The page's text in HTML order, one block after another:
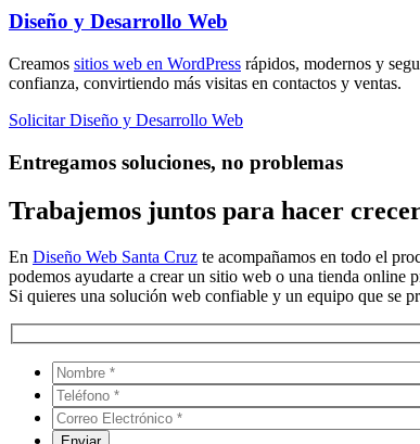
Diseño y Desarrollo Web
Creamos sitios web en WordPress rápidos, modernos y
confianza, convirtiendo más visitas en contactos y ventas.
Solicitar Diseño y Desarrollo Web
Entregamos soluciones, no problemas
Trabajemos juntos para hacer
En Diseño Web Santa Cruz te acompañamos en todo el
podemos ayudarte a crear un sitio web o una tienda online
Si quieres una solución web confiable y un equipo que se